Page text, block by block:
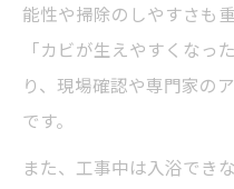
能性や掃除のしやすさも
「カビが生えやすくなっ
り、現場確認や専門家の
です。
また、工事中は入浴でき